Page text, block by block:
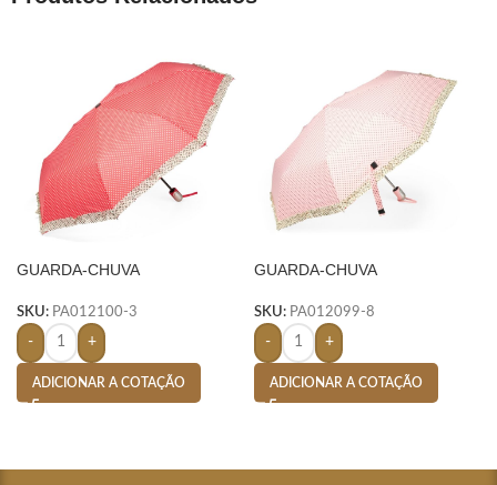
GUARDA-CHUVA
SKU: PA012100-3
- +
ADICIONAR A COTAÇÃO
GUARDA-CHUVA
SKU: PA012099-8
- +
ADICIONAR A COTAÇÃO